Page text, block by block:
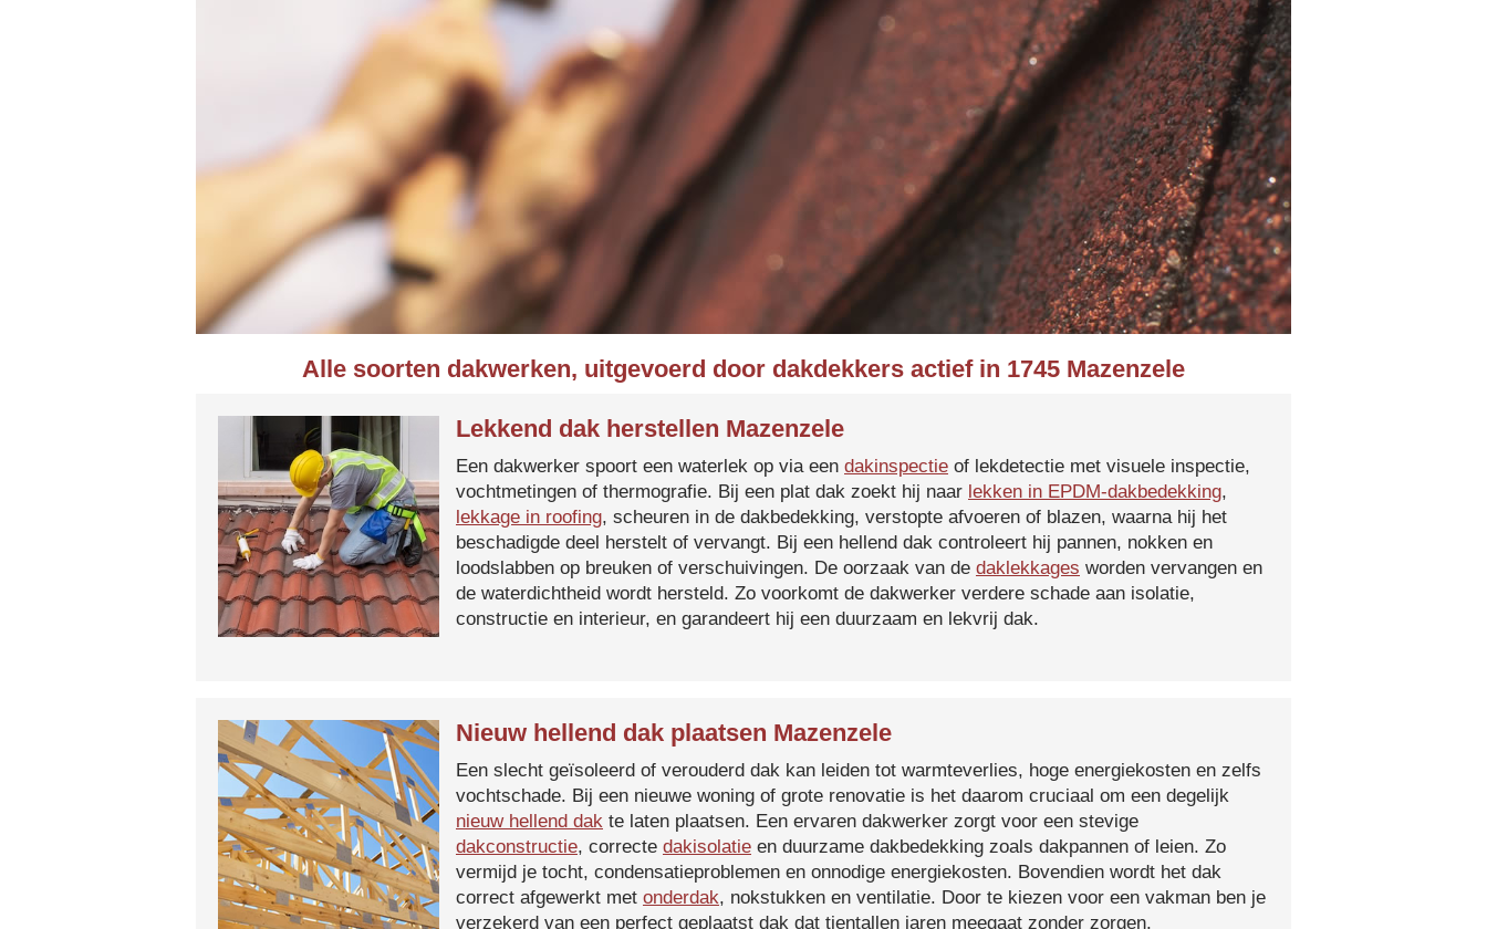
Alle soorten dakwerken, uitgevoerd door dakdekkers actief in 1745 Mazenzele
Lekkend dak herstellen Mazenzele
Een dakwerker spoort een waterlek op via een dakinspectie of lekdetectie met visuele inspectie,
vochtmetingen of thermografie. Bij een plat dak zoekt hij naar lekken in EPDM-dakbedekking,
lekkage in roofing, scheuren in de dakbedekking, verstopte afvoeren of blazen, waarna hij het
beschadigde deel herstelt of vervangt. Bij een hellend dak controleert hij pannen, nokken en
loodslabben op breuken of verschuivingen. De oorzaak van de daklekkages worden vervangen en
de waterdichtheid wordt hersteld. Zo voorkomt de dakwerker verdere schade aan isolatie,
constructie en interieur, en garandeert hij een duurzaam en lekvrij dak.
Nieuw hellend dak plaatsen Mazenzele
Een slecht geïsoleerd of verouderd dak kan leiden tot warmteverlies, hoge energiekosten en zelfs
vochtschade. Bij een nieuwe woning of grote renovatie is het daarom cruciaal om een degelijk
nieuw hellend dak te laten plaatsen. Een ervaren dakwerker zorgt voor een stevige
dakconstructie, correcte dakisolatie en duurzame dakbedekking zoals dakpannen of leien. Zo
vermijd je tocht, condensatieproblemen en onnodige energiekosten. Bovendien wordt het dak
correct afgewerkt met onderdak, nokstukken en ventilatie. Door te kiezen voor een vakman ben je
verzekerd van een perfect geplaatst dak dat tientallen jaren meegaat zonder zorgen.